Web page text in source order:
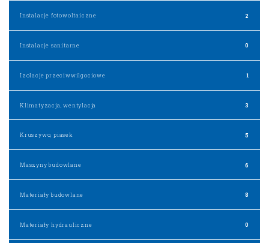
Instalacje fotowoltaiczne 2
Instalacje sanitarne 0
Izolacje przeciwwilgociowe 1
Klimatyzacja, wentylacja 3
Kruszywo, piasek 5
Maszyny budowlane 6
Materiały budowlane 8
Materiały hydrauliczne 0